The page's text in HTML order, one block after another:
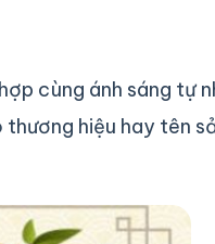
cùng ánh sáng tự
hiệu hay tên